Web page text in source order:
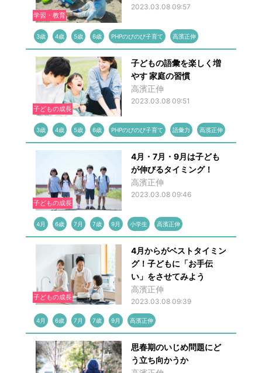
学習・教育
2023.03.08 09:57
3歳 4歳 5歳 6歳 PHPのびのび子育て 高濱正伸
子どもの成長
子どもの語彙を楽しく増
やす 家庭の習慣
高濱正伸
2023.03.08 09:51
3歳 4歳 5歳 6歳 PHPのびのび子育て 語彙力 高濱正伸
子どもの成長
4月・7月・9月は子ども
が伸びるタイミング！
高濱正伸
2023.03.08 09:46
4月 6歳 7月 7歳 9月 小学生 高濱正伸
子どもの成長
4月からがベストタイミン
グ！子どもに「お手伝
い」をさせてみよう
高濱正伸
2023.03.08 09:39
4月 6歳 7月 7歳 9月 高濱正伸
思春期のいじめ問題にど
う立ち向かうか